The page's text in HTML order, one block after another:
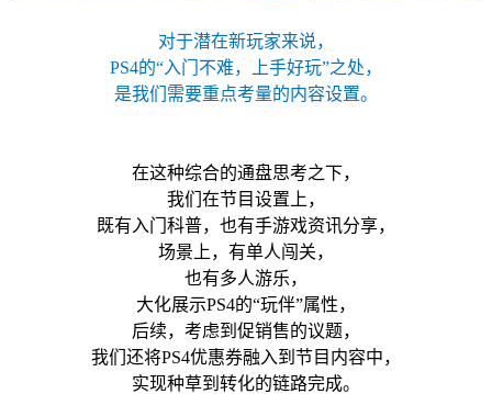
对于潜在新玩家来说，
PS4的“入门不难，上手好玩”之处，
是我们需要重点考量的内容设置。
在这种综合的通盘思考之下，
我们在节目设置上，
既有入门科普，也有手游戏资讯分享，
场景上，有单人闯关，
也有多人游乐，
大化展示PS4的“玩伴”属性，
后续，考虑到促销售的议题，
我们还将PS4优惠券融入到节目内容中，
实现种草到转化的链路完成。